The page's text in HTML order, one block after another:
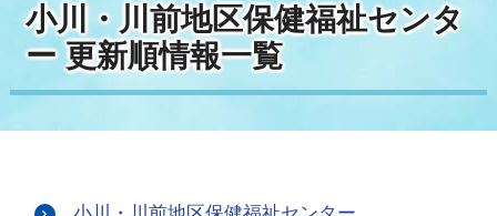
小川・川前地区保健福祉センタ
ー 更新順情報一覧